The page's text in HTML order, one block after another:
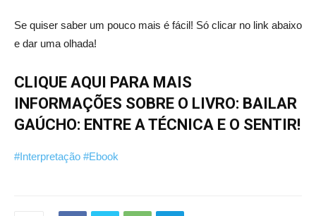
Se quiser saber um pouco mais é fácil! Só clicar no link abaixo
e dar uma olhada!
CLIQUE AQUI PARA MAIS
INFORMAÇÕES SOBRE O LIVRO: BAILAR
GAÚCHO: ENTRE A TÉCNICA E O SENTIR!
#Interpretação #Ebook